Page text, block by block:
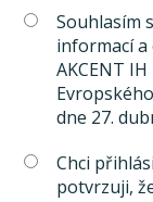
Souhlasím
informací
AKCENT
dne 27.
Chci
potvrzuji,